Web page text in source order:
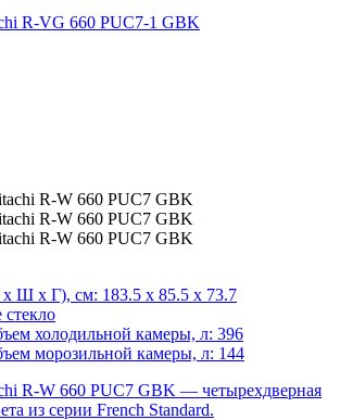
R-VG 660 PUC7-1 GBK
х Ш х Г), см: 183.5 х 85.5 х 73.7
стекло
холодильной камеры, л: 396
морозильной камеры, л: 144
R-W 660 PUC7 GBK — четырехдверная
из серии French Standard.